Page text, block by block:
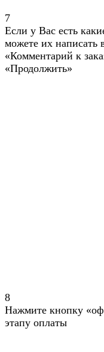
7
Если у Вас есть
можете их написать
«Комментарий к
«Продолжить»
8
Нажмите кнопку
этапу оплаты